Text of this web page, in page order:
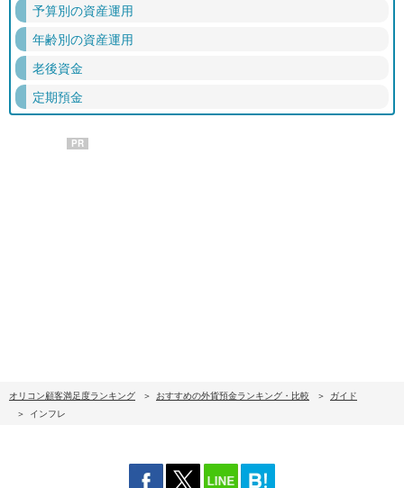
予算別の資産運用
年齢別の資産運用
老後資金
定期預金
PR
オリコン顧客満足度ランキング おすすめの外貨預金ランキング・比較
ガイド
インフレ